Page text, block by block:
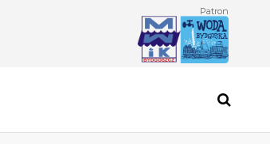
Patron